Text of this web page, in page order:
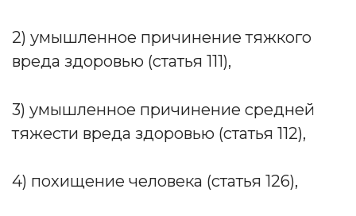
2) умышленное причинение тяжкого
вреда здоровью (статья 111),
3) умышленное причинение средней
тяжести вреда здоровью (статья 112),
4) похищение человека (статья 126),